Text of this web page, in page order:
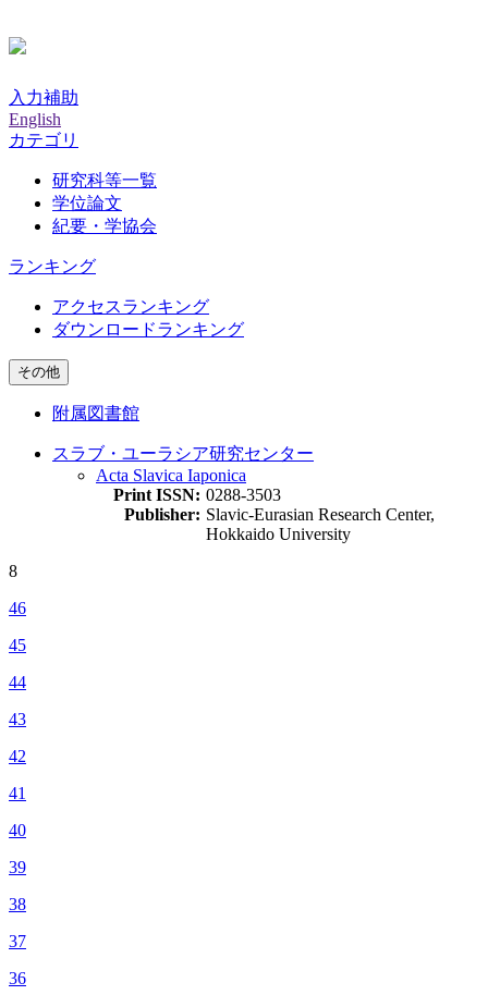
入力補助
English
カテゴリ
研究科等一覧
学位論文
紀要・学協会
ランキング
アクセスランキング
ダウンロードランキング
その他
附属図書館
スラブ・ユーラシア研究センター
Acta Slavica Iaponica
Print ISSN: 0288-3503
Publisher: Slavic-Eurasian Research Center,
Hokkaido University
8
46
45
44
43
42
41
40
39
38
37
36